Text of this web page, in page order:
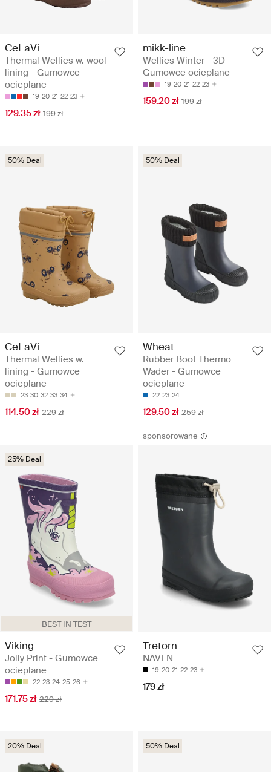
CeLaVi
Thermal Wellies w. wool
lining - Gumowce
ocieplane
19 20 21 22 23
129.35 zł 199 zł
mikk-line
Wellies Winter - 3D -
Gumowce ocieplane
19 20 21 22 23
159.20 zł 199 zł
50% Deal
CeLaVi
Thermal Wellies w.
lining - Gumowce
ocieplane
23 30 32 33 34
114.50 zł 229 zł
50% Deal
Wheat
Rubber Boot Thermo
Wader - Gumowce
ocieplane
22 23 24
129.50 zł 259 zł
BEST IN TEST
25% Deal
Viking
Jolly Print - Gumowce
ocieplane
22 23 24 25 26
171.75 zł 229 zł
sponsorowane
Tretorn
NAVEN
19 20 21 22 23
179 zł
20% Deal 50% Deal